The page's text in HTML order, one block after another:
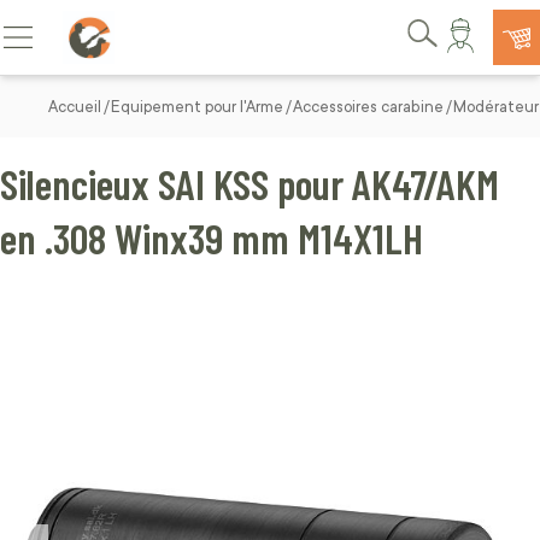
Allez au contenu
Basculer la navigation
Rechercher
Accueil Equipement pour l'Arme Accessoires carabine
Silencieux SAI KSS pour AK47/AKM
en .308 Winx39 mm M14X1LH